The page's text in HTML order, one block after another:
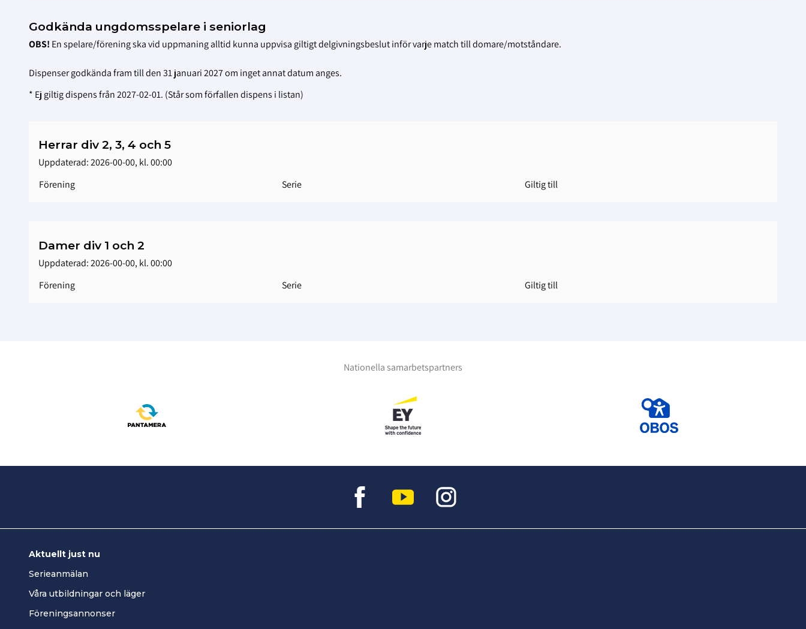
Godkända ungdomsspelare i seniorlag
OBS! En spelare/förening ska vid uppmaning alltid kunna uppvisa giltigt delgivningsbeslut inför varje match till domare/motståndare.
Dispenser godkända fram till den 31 januari 2027 om inget annat datum anges.
* Ej giltig dispens från 2027-02-01. (Står som förfallen dispens i listan)
Herrar div 2, 3, 4 och 5
Uppdaterad: 2026-00-00, kl. 00:00
Förening
Serie Giltig till
Damer div 1 och 2
Uppdaterad: 2026-00-00, kl. 00:00
Förening
Serie Giltig till
Nationella samarbetspartners
Aktuellt just nu
Serieanmälan
Våra utbildningar och läger
Föreningsannonser